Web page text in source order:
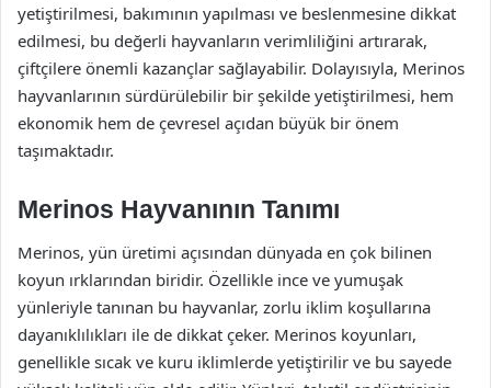
yetiştirilmesi, bakımının yapılması ve beslenmesine dikkat
edilmesi, bu değerli hayvanların verimliliğini artırarak,
çiftçilere önemli kazançlar sağlayabilir. Dolayısıyla, Merinos
hayvanlarının sürdürülebilir bir şekilde yetiştirilmesi, hem
ekonomik hem de çevresel açıdan büyük bir önem
taşımaktadır.
Merinos Hayvanının Tanımı
Merinos, yün üretimi açısından dünyada en çok bilinen
koyun ırklarından biridir. Özellikle ince ve yumuşak
yünleriyle tanınan bu hayvanlar, zorlu iklim koşullarına
dayanıklılıkları ile de dikkat çeker. Merinos koyunları,
genellikle sıcak ve kuru iklimlerde yetiştirilir ve bu sayede